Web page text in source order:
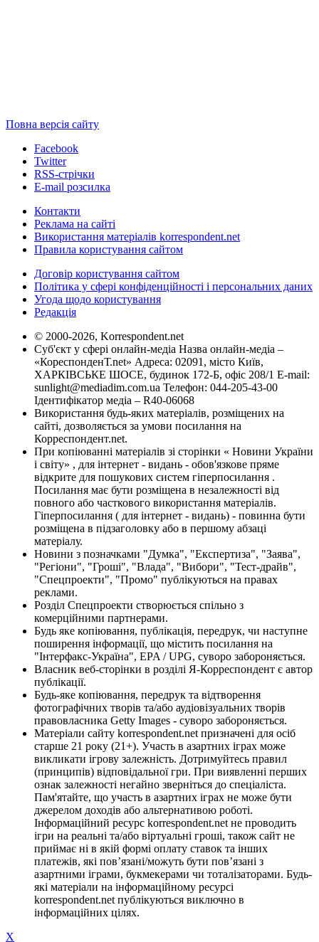
Повна версія сайту
Facebook
Twitter
RSS-стрічки
E-mail розсилка
Контакти
Реклама на сайті
Використання матеріалів korrespondent.net
Правила користування сайтом
Договір користування сайтом
Політика у сфері конфіденційності і персональних даних
Угода щодо користування
Редакція
© 2000-2026, Korrespondent.net
Суб'єкт у сфері онлайн-медіа Назва онлайн-медіа –
«КореспонденТ.net» Адреса: 02091, місто Київ,
ХАРКІВСЬКЕ ШОСЕ, будинок 172-Б, офіс 208/1 E-mail:
sunlight@mediadim.com.ua Телефон: 044-205-43-00
Ідентифікатор медіа – R40-06068
Використання будь-яких матеріалів, розміщених на
сайті, дозволяється за умови посилання на
Корреспондент.net.
При копіюванні матеріалів зі сторінки « Новини України
і світу» , для інтернет - видань - обов'язкове пряме
відкрите для пошукових систем гіперпосилання .
Посилання має бути розміщена в незалежності від
повного або часткового використання матеріалів.
Гіперпосилання ( для інтернет - видань) - повинна бути
розміщена в підзаголовку або в першому абзаці
матеріалу.
Новини з позначками "Думка", "Експертиза", "Заява",
"Регіони", "Гроші", "Влада", "Вибори", "Тест-драйв",
"Спецпроекти", "Промо" публікуються на правах
реклами.
Розділ Спецпроекти створюється спільно з
комерційними партнерами.
Будь яке копіювання, публікація, передрук, чи наступне
поширення інформації, що містить посилання на
"Інтерфакс-Україна", EPA / UPG, суворо забороняється.
Власник веб-сторінки в розділі Я-Корреспондент є автор
публікації.
Будь-яке копіювання, передрук та відтворення
фотографічних творів та/або аудіовізуальних творів
правовласника Getty Images - суворо забороняється.
Матеріали сайту korrespondent.net призначені для осіб
старше 21 року (21+). Участь в азартних іграх може
викликати ігрову залежність. Дотримуйтесь правил
(принципів) відповідальної гри. При виявленні перших
ознак залежності негайно зверніться до спеціаліста.
Пам'ятайте, що участь в азартних іграх не може бути
джерелом доходів або альтернативою роботі.
Інформаційний ресурс korrespondent.net не проводить
ігри на реальні та/або віртуальні гроші, також сайт не
приймає ні в якій формі оплату ставок та інших
платежів, які пов’язані/можуть бути пов’язані з
азартними іграми, букмекерами чи тоталізаторами. Будь-
які матеріали на інформаційному ресурсі
korrespondent.net публікуються виключно в
інформаційних цілях.
X